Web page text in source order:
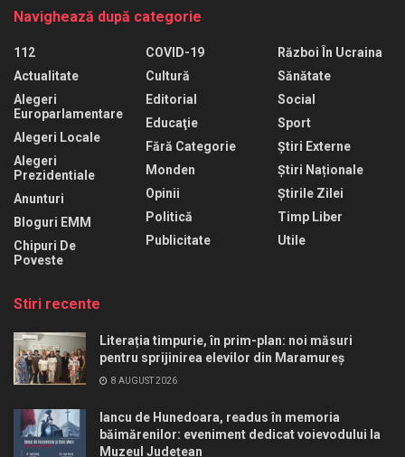
Navighează după categorie
112
Actualitate
Alegeri
Europarlamentare
Alegeri Locale
Alegeri
Prezidentiale
Anunturi
Bloguri EMM
Chipuri De
Poveste
COVID-19
Cultură
Editorial
Educaţie
Fără Categorie
Monden
Opinii
Politică
Publicitate
Război În Ucraina
Sănătate
Social
Sport
Știri Externe
Știri Naționale
Știrile Zilei
Timp Liber
Utile
Stiri recente
Literația timpurie, în prim-plan: noi măsuri
pentru sprijinirea elevilor din Maramureș
8 AUGUST 2026
Iancu de Hunedoara, readus în memoria
băimărenilor: eveniment dedicat voievodului la
Muzeul Județean